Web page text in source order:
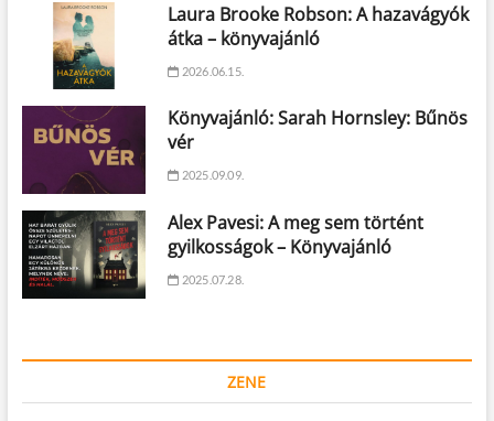
Laura Brooke Robson: A hazavágyók
átka – könyvajánló
2026.06.15.
Könyvajánló: Sarah Hornsley: Bűnös
vér
2025.09.09.
Alex Pavesi: A meg sem történt
gyilkosságok – Könyvajánló
2025.07.28.
ZENE